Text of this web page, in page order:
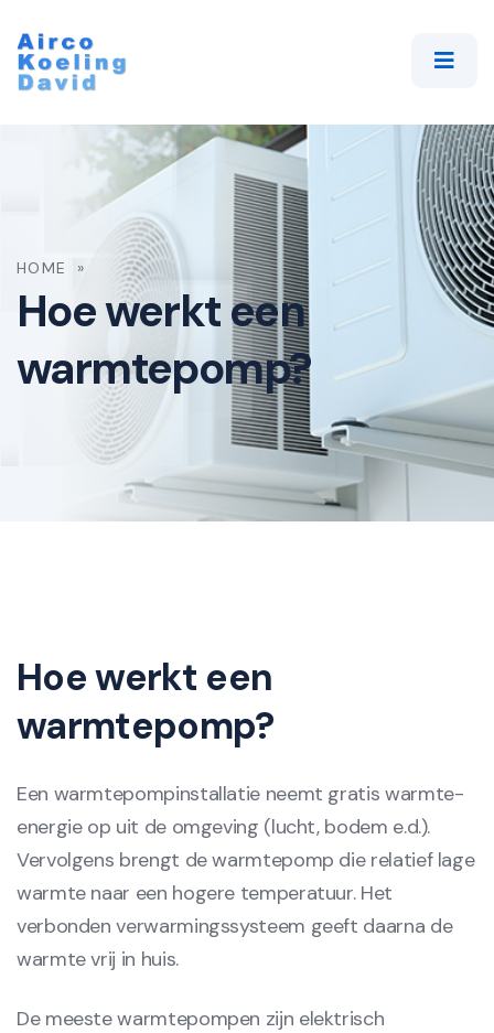
HOME »
Hoe werkt een
warmtepomp?
Hoe werkt een
warmtepomp?
Een warmtepompinstallatie neemt gratis warmte-
energie op uit de omgeving (lucht, bodem e.d.).
Vervolgens brengt de warmtepomp die relatief lage
warmte naar een hogere temperatuur. Het
verbonden verwarmingssysteem geeft daarna de
warmte vrij in huis.
De meeste warmtepompen zijn elektrisch